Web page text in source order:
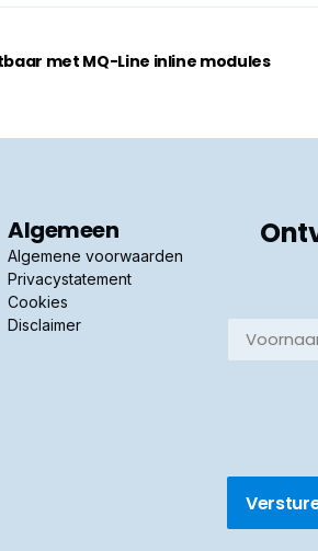
met MQ-Line inline modules
Algemeen
Algemene voorwaarden
Privacystatement
Cookies
Disclaimer